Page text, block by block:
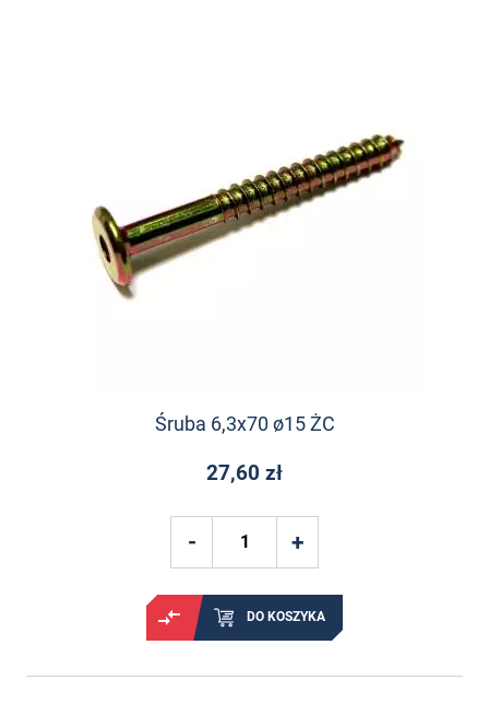
Śruba 6,3x70 ø15 ŻC
27,60 zł
DO KOSZYKA